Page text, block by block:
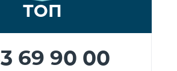
ТОП
69 90 00